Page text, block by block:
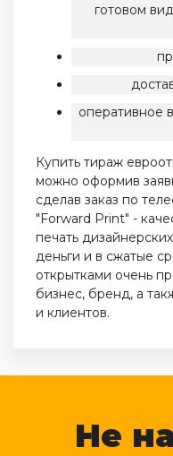
готовом
оперативное
Купить тираж
можно оформив
сделав заказ по
"Forward Print" -
печать
деньги и в сжатые
открытками очень
бизнес, бренд, а
и клиентов.
Не